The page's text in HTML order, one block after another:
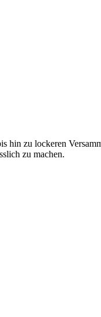
hin zu lockeren
zu machen.